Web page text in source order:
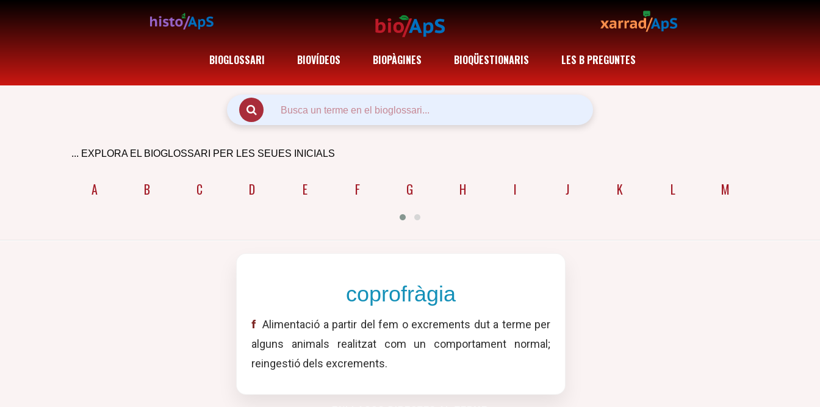
BIOGLOSSARI BIOVÍDEOS BIOPÀGINES BIOQÜESTIONARIS LES B PREGUNTES
... EXPLORA EL BIOGLOSSARI PER LES SEUES INICIALS
A B C D E F G H I J K L M
coprofràgia
f Alimentació a partir del fem o excrements dut a terme per
alguns animals realitzat com un comportament normal;
reingestió dels excrements.